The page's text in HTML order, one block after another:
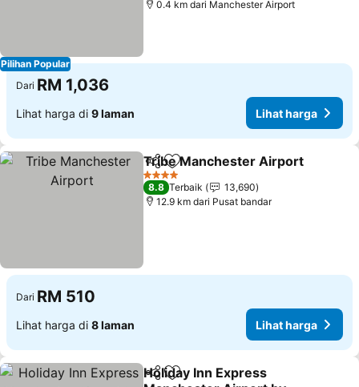
Pilihan Popular
0.4 km dari Manchester Airport
Dari RM 1,036
Lihat harga di 9 laman Lihat harga
KongsiTambah ke favorit
Tribe Manchester Airport
4 Bintang
8.8 Terbaik
13,690
12.9 km dari Pusat bandar
Dari RM 510
Lihat harga di 8 laman Lihat harga
KongsiTambah ke favorit
Holiday Inn Express